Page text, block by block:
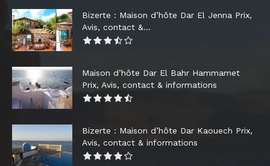
Bizerte : Maison d’hôte Dar El Jenna Prix,
Avis, contact &...
Maison d’hôte Dar El Bahr Hammamet
Prix, Avis, contact & informations
Bizerte : Maison d’hôte Dar Kaouech Prix,
Avis, contact & informations